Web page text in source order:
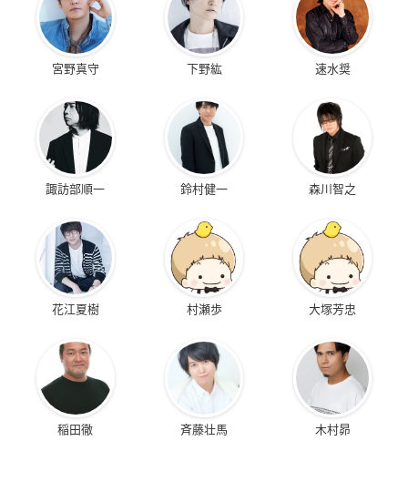
宮野真守 下野紘 速水奨
諏訪部順一 鈴村健一 森川智之
花江夏樹 村瀬歩 大塚芳忠
稲田徹 斉藤壮馬 木村昴